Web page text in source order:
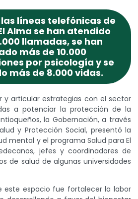
líneas telefónicas de
Alma se han atendido
llamadas, se han
más de 10.000
por psicología y se
más de 8.000 vidas.
y articular estrategias con el sector
a potenciar la protección de la
la Gobernación, a través
y Protección Social, presentó la
mental y el programa Salud para El
jefes y coordinadores de
de salud de algunas universidades
este espacio fue fortalecer la labor